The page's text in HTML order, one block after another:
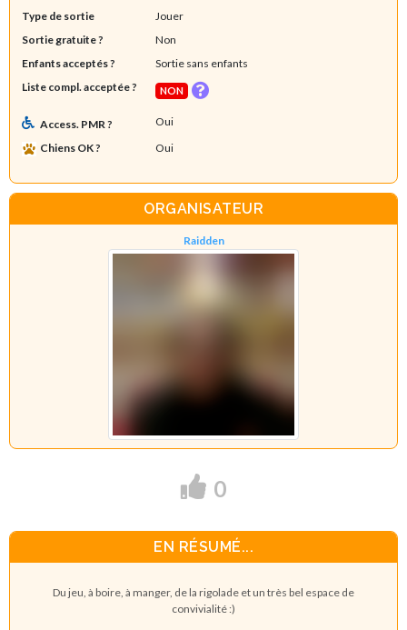
Type de sortie
Jouer
Sortie gratuite ?
Non
Enfants acceptés ?
Sortie sans enfants
Liste compl. acceptée ?
NON
Access. PMR ?
Oui
Chiens OK ?
Oui
ORGANISATEUR
Raidden
0
EN RÉSUMÉ...
Du jeu, à boire, à manger, de la rigolade et un très bel espace de
convivialité :)